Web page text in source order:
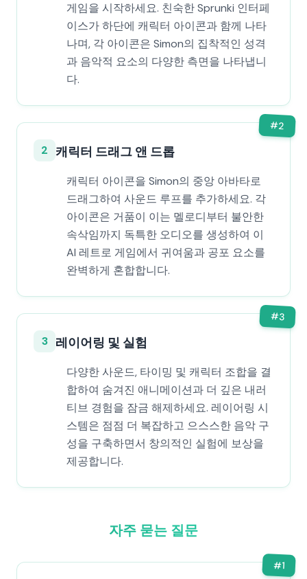
게임을 시작하세요. 친숙한 Sprunki 인터페
이스가 하단에 캐릭터 아이콘과 함께 나타
나며, 각 아이콘은 Simon의 집착적인 성격
과 음악적 요소의 다양한 측면을 나타냅니
다.
#2
2 캐릭터 드래그 앤 드롭
캐릭터 아이콘을 Simon의 중앙 아바타로
드래그하여 사운드 루프를 추가하세요. 각
아이콘은 거품이 이는 멜로디부터 불안한
속삭임까지 독특한 오디오를 생성하여 이
AI 레트로 게임에서 귀여움과 공포 요소를
완벽하게 혼합합니다.
#3
3 레이어링 및 실험
다양한 사운드, 타이밍 및 캐릭터 조합을 결
합하여 숨겨진 애니메이션과 더 깊은 내러
티브 경험을 잠금 해제하세요. 레이어링 시
스템은 점점 더 복잡하고 으스스한 음악 구
성을 구축하면서 창의적인 실험에 보상을
제공합니다.
자주 묻는 질문
#1